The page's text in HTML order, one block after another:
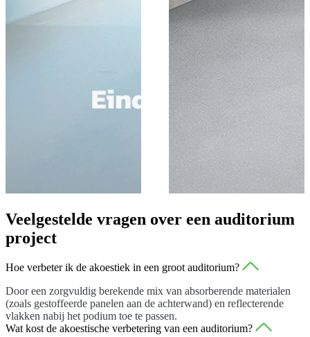
Veelgestelde vragen over een auditorium
project
Hoe verbeter ik de akoestiek in een groot auditorium?
Door een zorgvuldig berekende mix van absorberende materialen
(zoals gestoffeerde panelen aan de achterwand) en reflecterende
vlakken nabij het podium toe te passen.
Wat kost de akoestische verbetering van een auditorium?